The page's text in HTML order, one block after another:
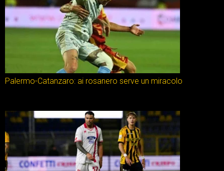
Palermo-Catanzaro: ai rosanero serve un miracolo